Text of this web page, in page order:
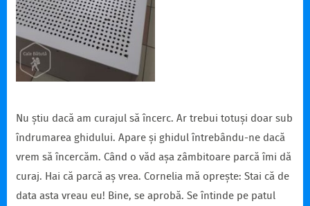
Nu știu dacă am curajul să încerc. Ar trebui totuși doar sub
îndrumarea ghidului. Apare și ghidul întrebându-ne dacă
vrem să încercăm. Când o văd așa zâmbitoare parcă îmi dă
curaj. Hai că parcă aș vrea. Cornelia mă oprește: Stai că de
data asta vreau eu! Bine, se aprobă. Se întinde pe patul